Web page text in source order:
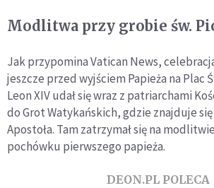
Modlitwa przy grobie św.
Jak przypomina Vatican News,
jeszcze przed wyjściem Papieża na Plac
Leon XIV udał się wraz z patriarchami
do Grot Watykańskich, gdzie znajduje
Apostoła. Tam zatrzymał się na
pochówku pierwszego papieża.
DEON.PL POLECA